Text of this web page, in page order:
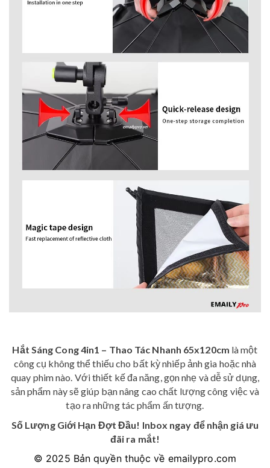
Hắt Sáng Cong 4in1 – Thao Tác Nhanh 65x120cm là một
công cụ không thể thiếu cho bất kỳ nhiếp ảnh gia hoặc nhà
quay phim nào. Với thiết kế đa năng, gọn nhẹ và dễ sử dụng,
sản phẩm này sẽ giúp bạn nâng cao chất lượng công việc và
tạo ra những tác phẩm ấn tượng.
Số Lượng Giới Hạn Đợt Đầu! Inbox ngay để nhận giá ưu
đãi ra mắt!
© 2025 Bản quyền thuộc về emailypro.com